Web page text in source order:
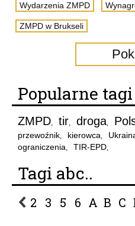
Wydarzenia ZMPD
ZMPD w Brukseli
Popularne tagi
ZMPD, tir, droga,
przewoźnik, kierowca,
ograniczenia, TIR-EPD,
Tagi abc..
2 3 5 6 A B C